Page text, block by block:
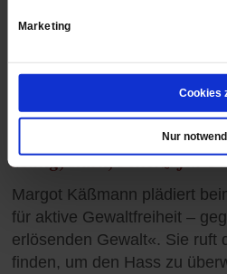
Marketing
Cookies
Nur
Evangelischer
Mutig, stark, beherzt für
Margot Käßmann plädiert
für aktive Gewaltfreiheit –
erlösenden Gewalt«. Sie ruft
finden, um den Hass zu